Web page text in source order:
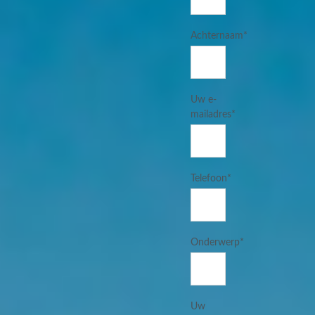
Achternaam*
Uw e-
mailadres*
Telefoon*
Onderwerp*
Uw